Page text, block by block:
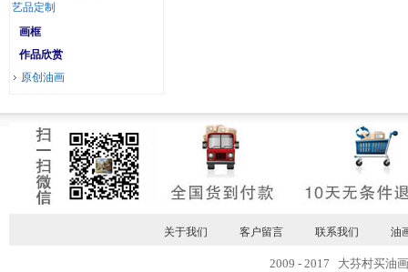
艺品定制
画框
作品欣赏
原创油画
关于我们 客户留言 联系我们 油
2009 - 2017 大芬村买油